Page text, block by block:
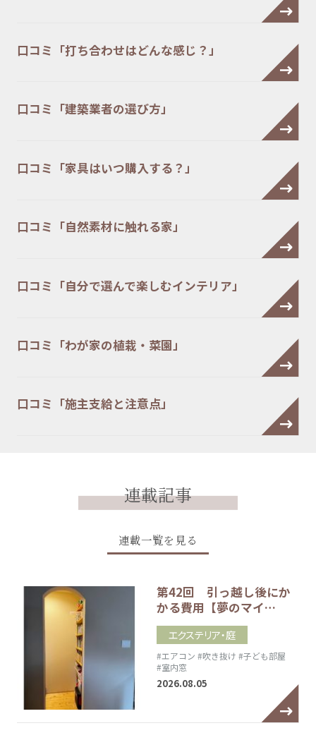
口コミ「打ち合わせはどんな感じ？」
口コミ「建築業者の選び方」
口コミ「家具はいつ購入する？」
口コミ「自然素材に触れる家」
口コミ「自分で選んで楽しむインテリア」
口コミ「わが家の植栽・菜園」
口コミ「施主支給と注意点」
連載記事
連載一覧を見る
第42回 引っ越し後にか
かる費用【夢のマイ…
エクステリア・庭
#エアコン #吹き抜け #子ども部屋
#室内窓
2026.08.05